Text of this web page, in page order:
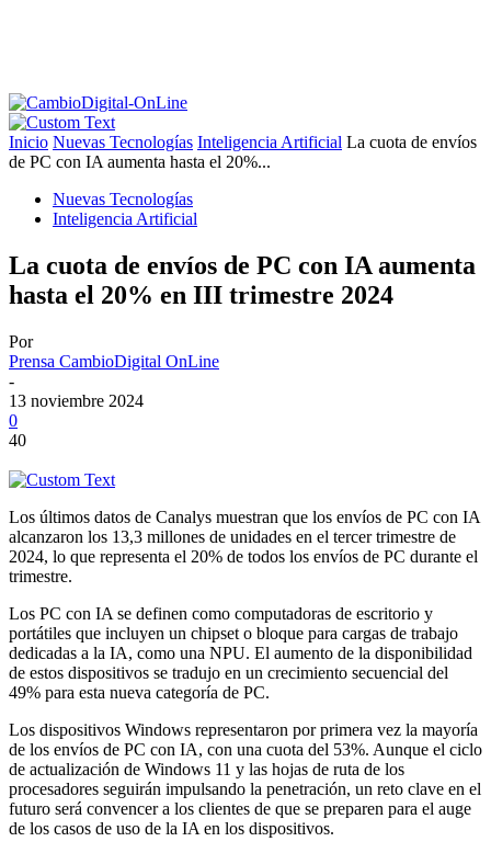
Inicio Nuevas Tecnologías Inteligencia Artificial La cuota de envíos
de PC con IA aumenta hasta el 20%...
Nuevas Tecnologías
Inteligencia Artificial
La cuota de envíos de PC con IA aumenta
hasta el 20% en III trimestre 2024
Por
Prensa CambioDigital OnLine
-
13 noviembre 2024
0
40
Los últimos datos de Canalys muestran que los envíos de PC con IA
alcanzaron los 13,3 millones de unidades en el tercer trimestre de
2024, lo que representa el 20% de todos los envíos de PC durante el
trimestre.
Los PC con IA se definen como computadoras de escritorio y
portátiles que incluyen un chipset o bloque para cargas de trabajo
dedicadas a la IA, como una NPU. El aumento de la disponibilidad
de estos dispositivos se tradujo en un crecimiento secuencial del
49% para esta nueva categoría de PC.
Los dispositivos Windows representaron por primera vez la mayoría
de los envíos de PC con IA, con una cuota del 53%. Aunque el ciclo
de actualización de Windows 11 y las hojas de ruta de los
procesadores seguirán impulsando la penetración, un reto clave en el
futuro será convencer a los clientes de que se preparen para el auge
de los casos de uso de la IA en los dispositivos.